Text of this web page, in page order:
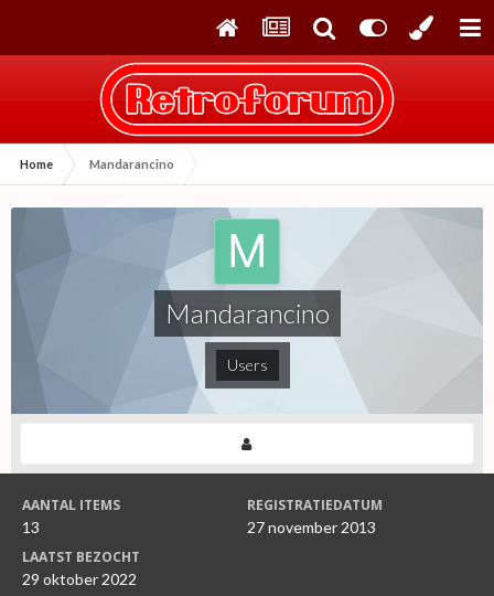
Home Mandarancino
Mandarancino
Users
AANTAL ITEMS
13
REGISTRATIEDATUM
27 november 2013
LAATST BEZOCHT
29 oktober 2022